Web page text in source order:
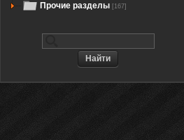
Прочие разделы [167]